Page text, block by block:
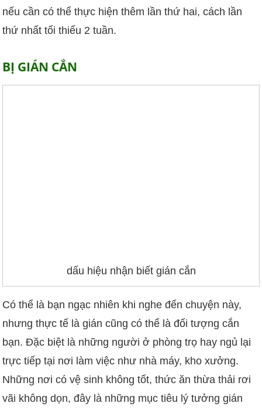
nếu cần có thể thực hiện thêm lần thứ hai, cách lần
thứ nhất tối thiểu 2 tuần.
BỊ GIÁN CẮN
dấu hiệu nhận biết gián cắn
Có thể là bạn ngạc nhiên khi nghe đến chuyện này,
nhưng thực tế là gián cũng có thể là đối tượng cắn
bạn. Đặc biệt là những người ở phòng trọ hay ngủ lại
trực tiếp tại nơi làm việc như nhà máy, kho xưởng.
Những nơi có vệ sinh không tốt, thức ăn thừa thải rơi
vãi không dọn, đây là những mục tiêu lý tưởng gián